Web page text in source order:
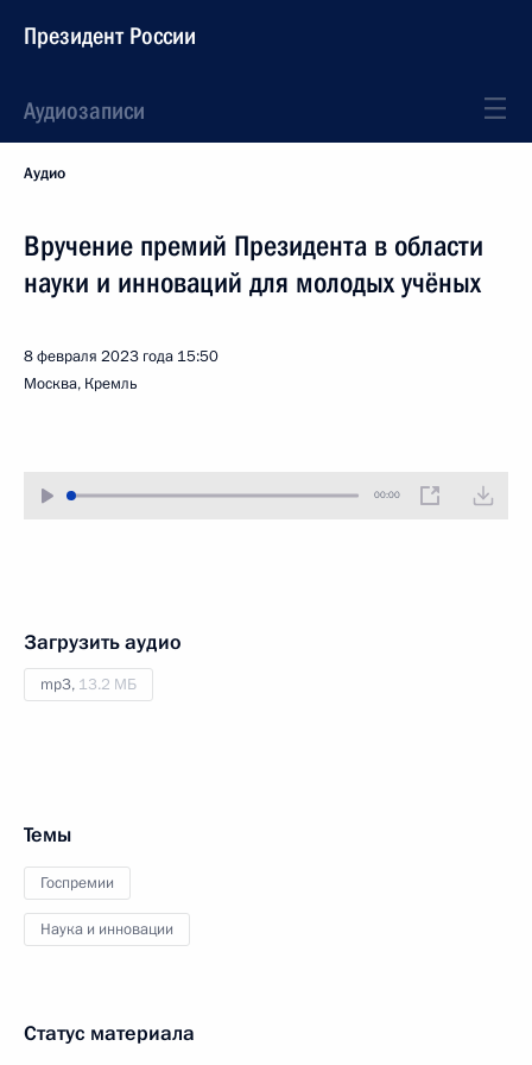
Президент России
Аудиозаписи
Аудио
Вручение премий Президента в области
науки и инноваций для молодых учёных
8 февраля 2023 года 15:50
Москва, Кремль
00:00
Загрузить аудио
mp3, 13.2 МБ
Темы
Госпремии
Наука и инновации
Статус материала